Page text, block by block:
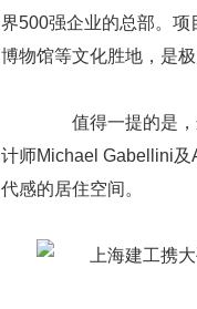
界500强企业的总部。
博物馆等文化胜地，是
值得一提的是，
计师Michael Gabellini
代感的居住空间。